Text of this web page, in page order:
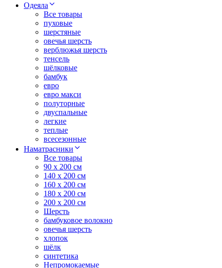
Одеяла
Все товары
пуховые
шерстяные
овечья шерсть
верблюжья шерсть
тенсель
шёлковые
бамбук
евро
евро макси
полуторные
двуспальные
легкие
теплые
всесезонные
Наматрасники
Все товары
90 x 200 см
140 x 200 см
160 x 200 см
180 x 200 см
200 x 200 см
Шерсть
бамбуковое волокно
овечья шерсть
хлопок
шёлк
синтетика
Непромокаемые